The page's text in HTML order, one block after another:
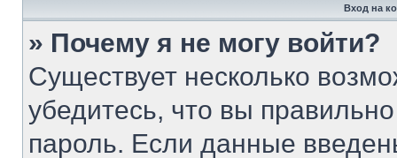
Вход на
» Почему я не могу войти?
Существует несколько
убедитесь, что вы
пароль. Если данные